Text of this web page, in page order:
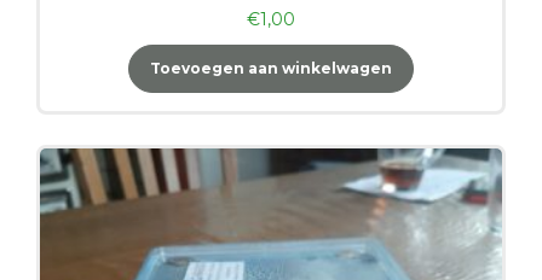
€1,00
Toevoegen aan winkelwagen